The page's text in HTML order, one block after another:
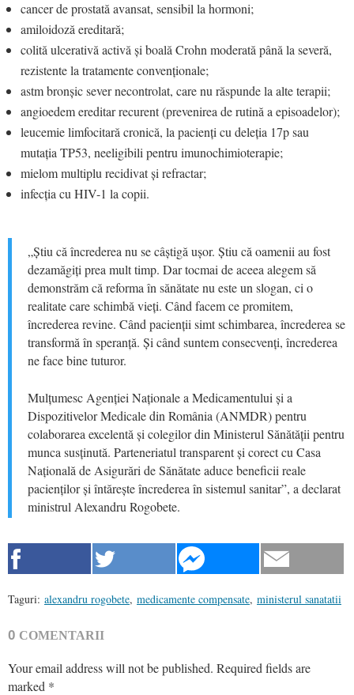
cancer de prostată avansat, sensibil la hormoni;
amiloidoză ereditară;
colită ulcerativă activă și boală Crohn moderată până la severă,
rezistente la tratamente convenționale;
astm bronșic sever necontrolat, care nu răspunde la alte terapii;
angioedem ereditar recurent (prevenirea de rutină a episoadelor);
leucemie limfocitară cronică, la pacienți cu deleția 17p sau
mutația TP53, neeligibili pentru imunochimioterapie;
mielom multiplu recidivat și refractar;
infecția cu HIV-1 la copii.
„Știu că încrederea nu se câștigă ușor. Știu că oamenii au fost
dezamăgiți prea mult timp. Dar tocmai de aceea alegem să
demonstrăm că reforma în sănătate nu este un slogan, ci o
realitate care schimbă vieți. Când facem ce promitem,
încrederea revine. Când pacienții simt schimbarea, încrederea se
transformă în speranță. Și când suntem consecvenți, încrederea
ne face bine tuturor.
Mulțumesc Agenției Naționale a Medicamentului și a
Dispozitivelor Medicale din România (ANMDR) pentru
colaborarea excelentă și colegilor din Ministerul Sănătății pentru
munca susținută. Parteneriatul transparent și corect cu Casa
Națională de Asigurări de Sănătate aduce beneficii reale
pacienților și întărește încrederea în sistemul sanitar”, a declarat
ministrul Alexandru Rogobete.
Taguri: alexandru rogobete, medicamente compensate, ministerul sanatatii
0 COMENTARII
Your email address will not be published. Required fields are
marked *